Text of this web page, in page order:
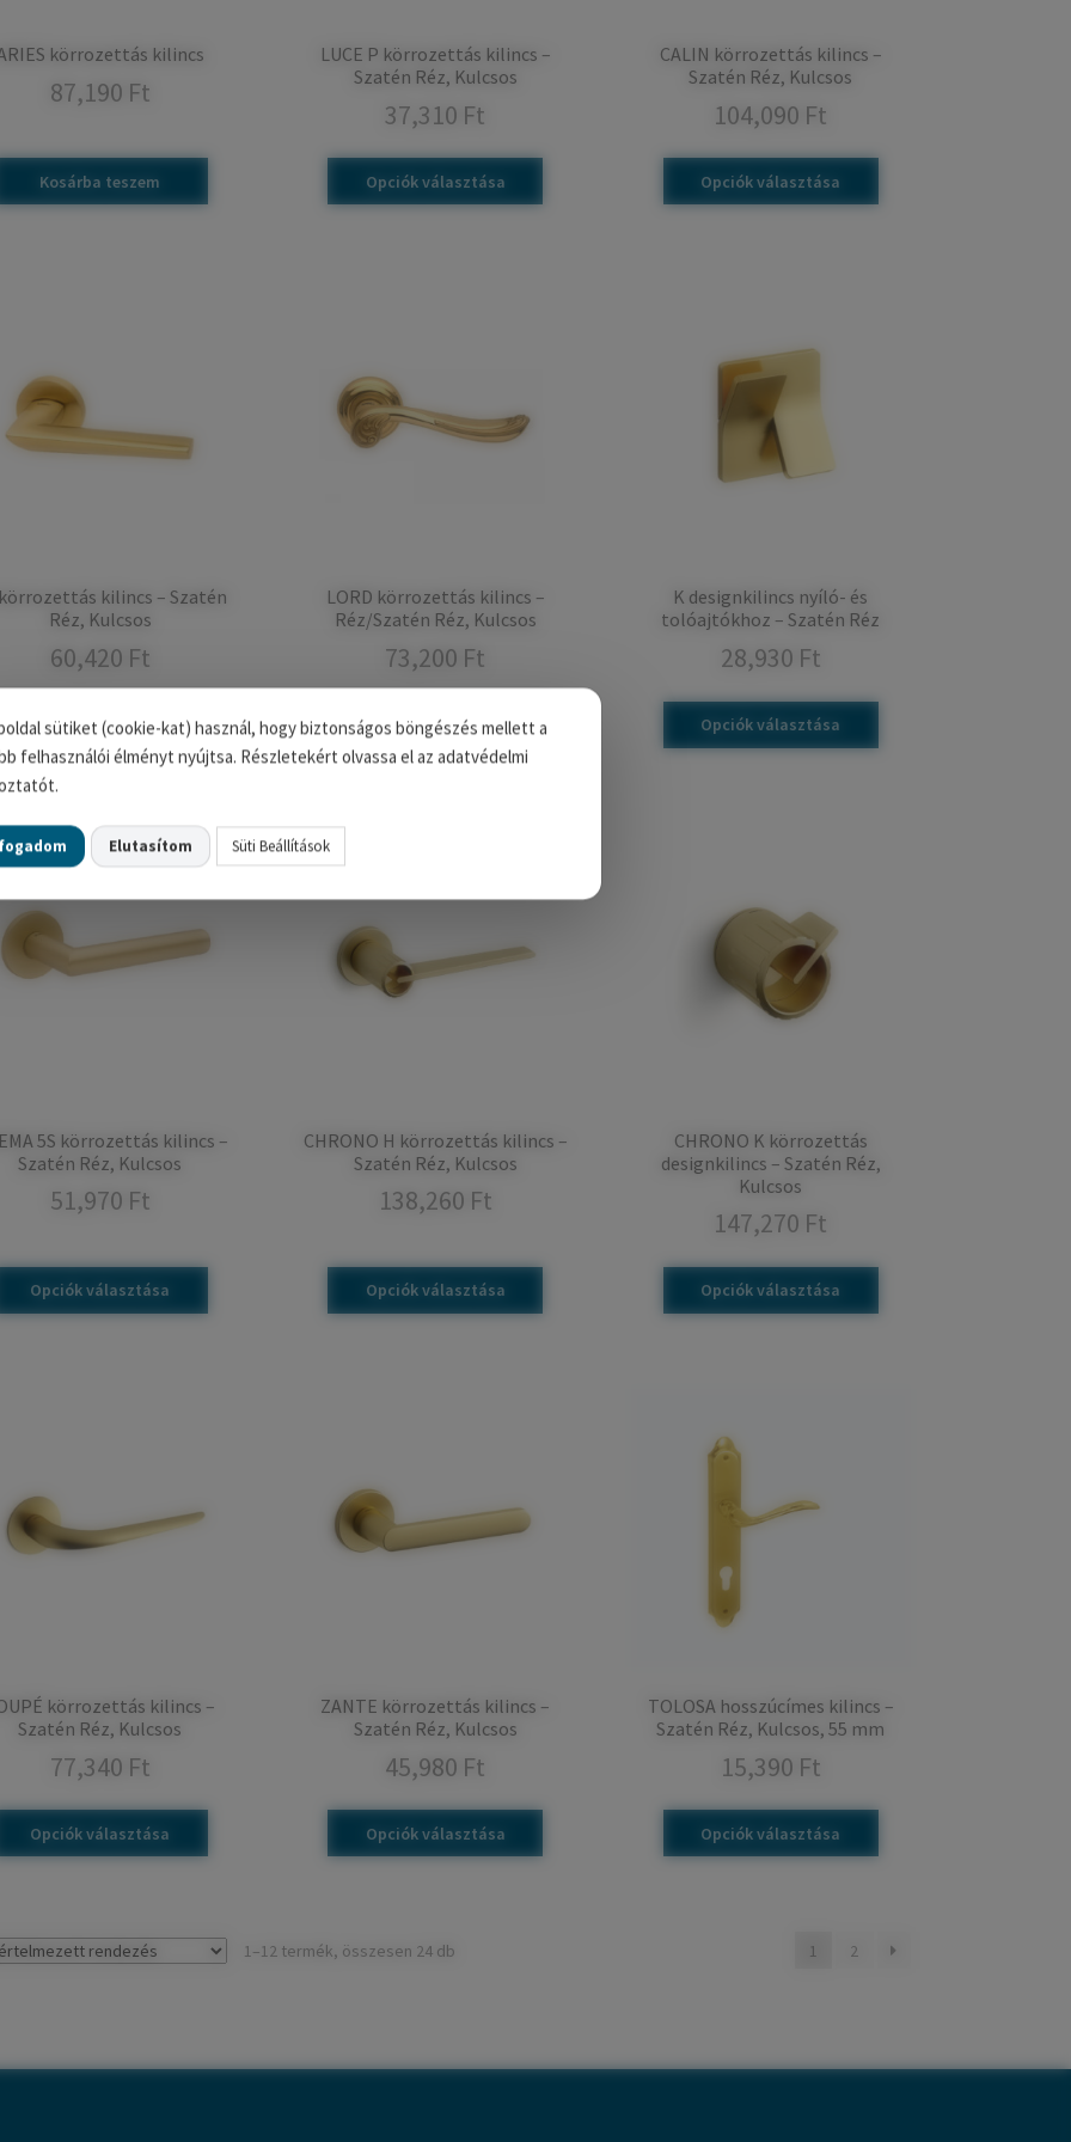
körrozettás kilincs
87,190 Ft
Kosárba teszem
a
terméknek
ki
LUCE P körrozettás kilincs –
Szatén Réz, Kulcsos
37,310 Ft
Opciók választása
CALIN körrozettás kilincs –
Szatén Réz, Kulcsos
104,090 Ft
Opciók választása
kilincs – Szatén
Réz, Kulcsos
60,420 Ft
Opciók választása
LORD körrozettás kilincs –
Réz/Szatén Réz, Kulcsos
73,200 Ft
Opciók választása
K designkilincs nyíló- és
tolóajtókhoz – Szatén Réz
28,930 Ft
Opciók választása
5S körrozettás kilincs –
Szatén Réz, Kulcsos
51,970 Ft
Opciók választása
CHRONO H körrozettás kilincs –
Szatén Réz, Kulcsos
138,260 Ft
Opciók választása
CHRONO K körrozettás
designkilincs – Szatén Réz,
Kulcsos
147,270 Ft
Opciók választása
körrozettás kilincs –
Szatén Réz, Kulcsos
77,340 Ft
Opciók választása
ZANTE körrozettás kilincs –
Szatén Réz, Kulcsos
45,980 Ft
Opciók választása
TOLOSA hosszúcímes kilincs –
Szatén Réz, Kulcsos, 55 mm
15,390 Ft
Opciók választása
1–12 termék, összesen 24 db 1 2
sütiket (cookie-kat) használ, hogy biztonságos böngészés mellett a
felhasználói élményt nyújtsa. Részletekért olvassa el az adatvédelmi
Elutasítom Süti Beállítások